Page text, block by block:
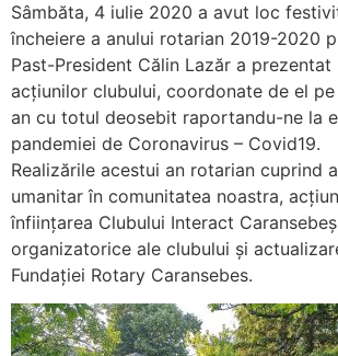
Sâmbăta, 4 iulie 2020 a avut loc
încheiere a anului rotarian 2019-2020
Past-President Călin Lazăr a prezentat
acțiunilor clubului, coordonate de el
an cu totul deosebit raportandu-ne la
pandemiei de Coronavirus – Covid19.
Realizările acestui an rotarian cuprind
umanitar în comunitatea noastra,
înființarea Clubului Interact
organizatorice ale clubului și
Fundației Rotary Caransebes.